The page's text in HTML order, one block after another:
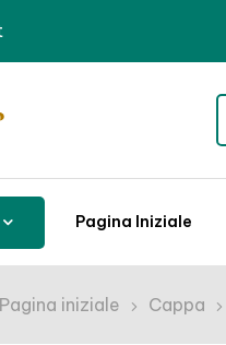
Pagina Iniziale
Pagina iniziale Cappa